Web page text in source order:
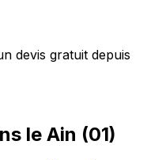
devis gratuit depuis
le Ain (01)